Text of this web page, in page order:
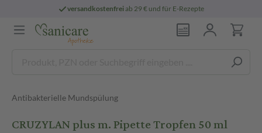
versandkostenfreiab 29 € und für E-Rezepte
Antibakterielle Mundspülung
CRUZYLAN plus m. Pipette Tropfen 50 ml